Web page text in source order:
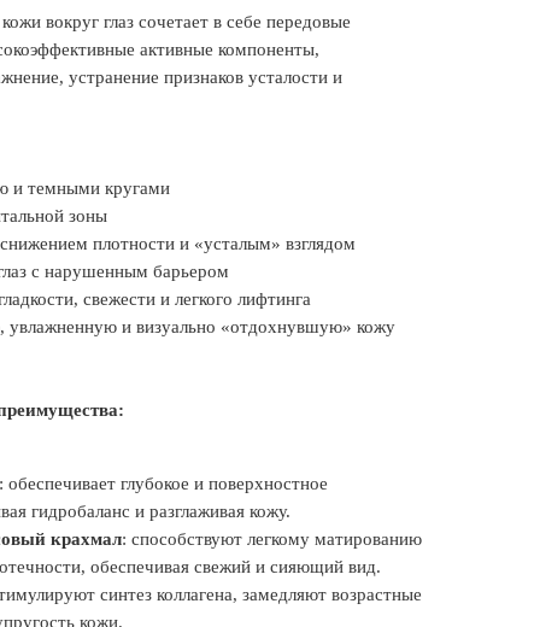
вокруг глаз сочетает в себе передовые
активные компоненты,
устранение признаков усталости и
и темными кругами
зоны
плотности и «усталым» взглядом
с нарушенным барьером
свежести и легкого лифтинга
увлажненную и визуально «отдохнувшую» кожу
: обеспечивает глубокое и поверхностное
гидробаланс и разглаживая кожу.
крахмал: способствуют легкому матированию
обеспечивая свежий и сияющий вид.
синтез коллагена, замедляют возрастные
кожи.